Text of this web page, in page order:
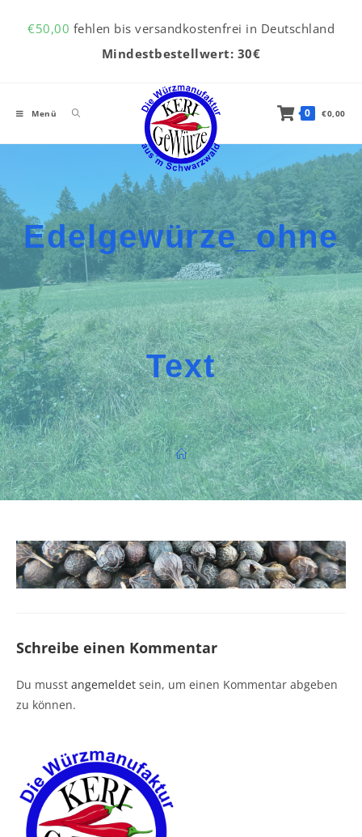
€50,00 fehlen bis versandkostenfrei in Deutschland
Mindestbestellwert: 30€
Menü 0 €0,00
Edelgewürze_ohne
Text
Schreibe einen Kommentar
Du musst angemeldet sein, um einen Kommentar abgeben
zu können.